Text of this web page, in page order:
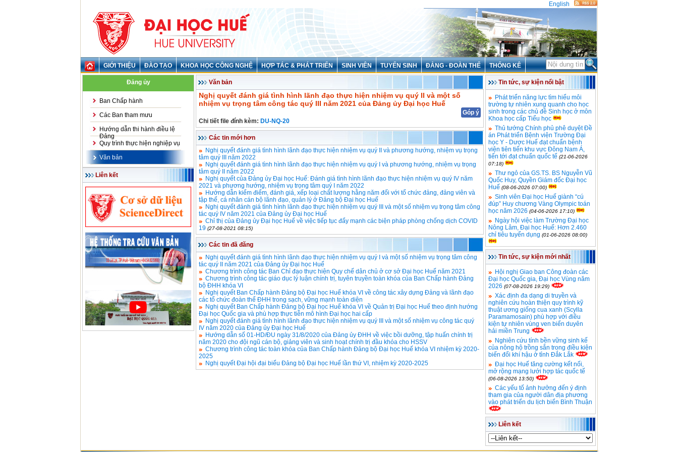
English
GIỚI THIỆU ĐÀO TẠO KHOA HỌC CÔNG NGHỆ HỢP TÁC & PHÁT TRIỂN SINH VIÊN TUYỂN SINH ĐẢNG - ĐOÀN THỂ THỐNG KÊ
Đảng ủy
Ban Chấp hành
Các Ban tham mưu
Hướng dẫn thi hành điều lệ
Đảng
Quy trình thực hiện nghiệp vụ
Văn bản
Liên kết
Văn bản
Nghị quyết đánh giá tình hình lãnh đạo thực hiện nhiệm vụ quý II và một số
nhiệm vụ trọng tâm công tác quý III năm 2021 của Đảng ủy Đại học Huế
Góp ý
Chi tiết file đính kèm: DU-NQ-20
Các tin mới hơn
Nghị quyết đánh giá tình hình lãnh đạo thực hiện nhiệm vụ quý II và phương hướng, nhiệm vụ trọng
tâm quý III năm 2022
Nghị quyết đánh giá tình hình lãnh đạo thực hiện nhiệm vụ quý I và phương hướng, nhiệm vụ trọng
tâm quý II năm 2022
Nghị quyết của Đảng ủy Đại học Huế: Đánh giá tình hình lãnh đạo thực hiện nhiệm vụ quý IV năm
2021 và phương hướng, nhiệm vụ trọng tâm quý I năm 2022
Hướng dẫn kiểm điểm, đánh giá, xếp loại chất lượng hằng năm đối với tổ chức đảng, đảng viên và
tập thể, cá nhân cán bộ lãnh đạo, quản lý ở Đảng bộ Đại học Huế
Nghị quyết đánh giá tình hình lãnh đạo thực hiện nhiệm vụ quý III và một số nhiệm vụ trọng tâm công
tác quý IV năm 2021 của Đảng ủy Đại học Huế
Chỉ thị của Đảng ủy Đại học Huế về việc tiếp tục đẩy mạnh các biện pháp phòng chống dịch COVID
19 (27-08-2021 08:15)
Các tin đã đăng
Nghị quyết đánh giá tình hình lãnh đạo thực hiện nhiệm vụ quý I và một số nhiệm vụ trọng tâm công
tác quý II năm 2021 của Đảng ủy Đại học Huế
Chương trình công tác Ban Chỉ đạo thực hiện Quy chế dân chủ ở cơ sở Đại học Huế năm 2021
Chương trình công tác giáo dục lý luận chính trị, tuyên truyền toàn khóa của Ban Chấp hành Đảng
bộ ĐHH khóa VI
Nghị quyết Ban Chấp hành Đảng bộ Đại học Huế khóa VI về công tác xây dựng Đảng và lãnh đạo
các tổ chức đoàn thể ĐHH trong sạch, vững mạnh toàn diện
Nghị quyết Ban Chấp hành Đảng bộ Đại học Huế khóa VI về Quản trị Đại học Huế theo định hướng
Đại học Quốc gia và phù hợp thực tiễn mô hình Đại học hai cấp
Nghị quyết đánh giá tình hình lãnh đạo thực hiện nhiệm vụ quý III và một số nhiệm vụ công tác quý
IV năm 2020 của Đảng ủy Đại học Huế
Hướng dẫn số 01-HD/ĐU ngày 31/8/2020 của Đảng ủy ĐHH về việc bồi dưỡng, tập huấn chính trị
năm 2020 cho đội ngũ cán bộ, giảng viên và sinh hoạt chính trị đầu khóa cho HSSV
Chương trình công tác toàn khóa của Ban Chấp hành Đảng bộ Đại học Huế khóa VI nhiệm kỳ 2020-
2025
Nghị quyết Đại hội đại biểu Đảng bộ Đại học Huế lần thứ VI, nhiệm kỳ 2020-2025
Tin tức, sự kiện nổi bật
Phát triển năng lực tìm hiểu môi
trường tự nhiên xung quanh cho học
sinh trong các chủ đề Sinh học ở môn
Khoa học cấp Tiểu học
Thủ tướng Chính phủ phê duyệt Đề
án Phát triển Bệnh viện Trường Đại
học Y - Dược Huế đạt chuẩn bệnh
viện tiên tiến khu vực Đông Nam Á,
tiến tới đạt chuẩn quốc tế (21-06-2026
07:18)
Thư ngỏ của GS.TS. BS Nguyễn Vũ
Quốc Huy, Quyền Giám đốc Đại học
Huế (08-06-2026 07:00)
Sinh viên Đại học Huế giành “cú
đúp” Huy chương Vàng Olympic toán
học năm 2026 (04-06-2026 17:10)
Ngày hội việc làm Trường Đại học
Nông Lâm, Đại học Huế: Hơn 2.460
chỉ tiêu tuyển dụng (01-06-2026 08:00)
Tin tức, sự kiện mới nhất
Hội nghị Giao ban Công đoàn các
Đại học Quốc gia, Đại học Vùng năm
2026 (07-08-2026 19:29)
Xác định đa dạng di truyền và
nghiên cứu hoàn thiện quy trình kỹ
thuật ương giống cua xanh (Scylla
Paramamosain) phù hợp với điều
kiện tự nhiên vùng ven biển duyên
hải miền Trung
Nghiên cứu tính bền vững sinh kế
của nông hộ trồng sắn trong điều kiện
biến đổi khí hậu ở tỉnh Đắk Lắk
Đại học Huế tăng cường kết nối,
mở rộng mạng lưới hợp tác quốc tế
(06-08-2026 13:50)
Các yếu tố ảnh hưởng đến ý định
tham gia của người dân địa phương
vào phát triển du lịch biển Bình Thuận
Liên kết